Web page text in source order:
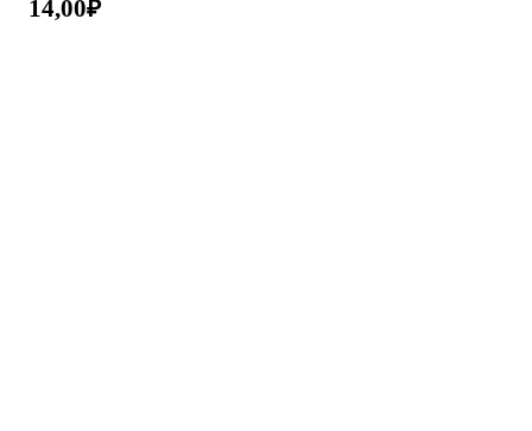
14,00₽